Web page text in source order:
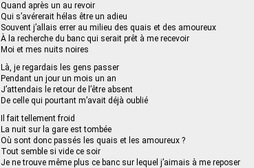
Quand après un au revoir
Qui s’avérerait hélas être un adieu
Souvent j’allais errer au milieu des quais et des amoureux
À la recherche du banc qui serait prêt à me recevoir
Moi et mes nuits noires
Là, je regardais les gens passer
Pendant un jour un mois un an
J’attendais le retour de l’être absent
De celle qui pourtant m’avait déjà oublié
Il fait tellement froid
La nuit sur la gare est tombée
Où sont donc passés les quais et les amoureux ?
Tout semble si vide ce soir
Je ne trouve même plus ce banc sur lequel j’aimais à me reposer